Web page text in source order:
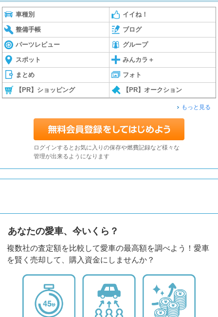
車種別 イイね！
整備手帳 ブログ
パーツレビュー グループ
スポット みんカラ＋
まとめ フォト
【PR】ショッピング 【PR】オークション
もっと見る
ログインするとお気に入りの保存や燃費記録など様々な
管理が出来るようになります
あなたの愛車、今いくら？
複数社の査定額を比較して愛車の最高額を調べよう！愛車
を賢く売却して、購入資金にしませんか？